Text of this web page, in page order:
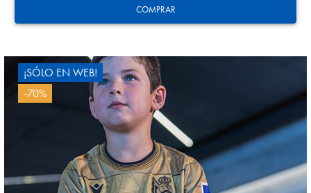
COMPRAR
ZAKHARYAN
¡SÓLO EN WEB!
-70%